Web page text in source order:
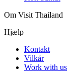
Om Visit Thailand
Hjælp
Kontakt
Vilkår
Work with us